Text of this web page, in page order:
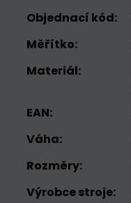
Objednací kód:
Měřítko:
Materiál:
EAN:
Váha:
Rozměry:
Výrobce stroje: